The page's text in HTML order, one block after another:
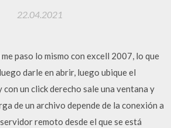
22.04.2021
paso lo mismo con excell 2007, lo que
darle en abrir, luego ubique el
un click derecho sale una ventana y
de un archivo depende de la conexión a
remoto desde el que se está